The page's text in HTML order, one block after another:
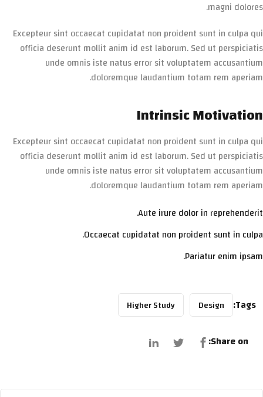
magni dolores.
Excepteur sint occaecat cupidatat non proident sunt in culpa qui
officia deserunt mollit anim id est laborum. Sed ut perspiciatis
unde omnis iste natus error sit voluptatem accusantium
doloremque laudantium totam rem aperiam.
Intrinsic Motivation
Excepteur sint occaecat cupidatat non proident sunt in culpa qui
officia deserunt mollit anim id est laborum. Sed ut perspiciatis
unde omnis iste natus error sit voluptatem accusantium
doloremque laudantium totam rem aperiam.
Aute irure dolor in reprehenderit.
Occaecat cupidatat non proident sunt in culpa.
Pariatur enim ipsam.
Tags:
Design
Higher Study
Share on: